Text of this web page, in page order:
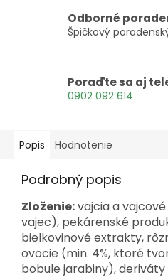
Odborné
Špičkový
Poraďte sa aj
0902 092 614
Popis Hodnotenie
Podrobný popis
Zloženie:vajcia a
vajec), pekárenské
bielkovinové extrakty,
ovocie (min. 4%, ktoré
bobule jarabiny),